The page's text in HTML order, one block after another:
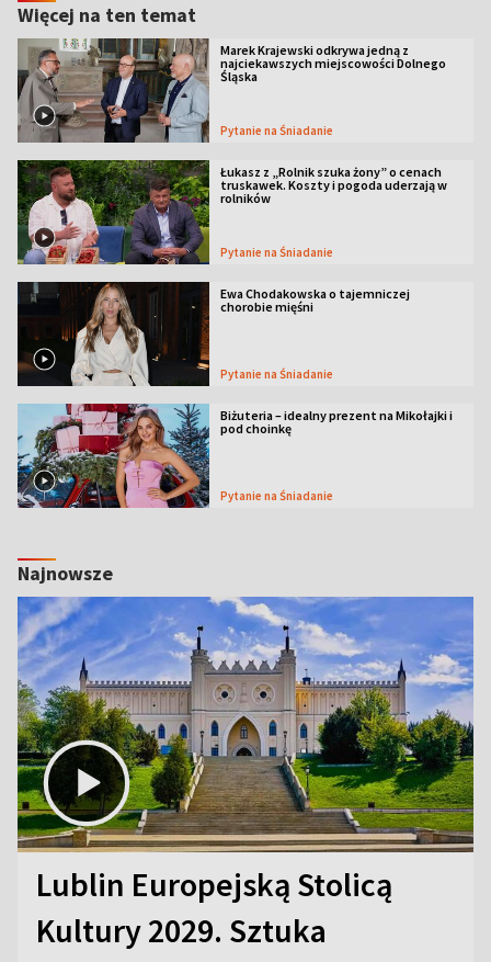
Więcej na ten temat
Marek Krajewski odkrywa jedną z
najciekawszych miejscowości Dolnego
Śląska
Pytanie na Śniadanie
Łukasz z „Rolnik szuka żony” o cenach
truskawek. Koszty i pogoda uderzają w
rolników
Pytanie na Śniadanie
Ewa Chodakowska o tajemniczej
chorobie mięśni
Pytanie na Śniadanie
Biżuteria – idealny prezent na Mikołajki i
pod choinkę
Pytanie na Śniadanie
Najnowsze
Lublin Europejską Stolicą
Kultury 2029. Sztuka